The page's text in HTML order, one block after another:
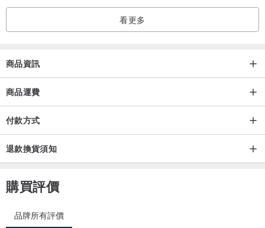
看更多
商品資訊
商品運費
付款方式
退款換貨須知
購買評價
品牌所有評價